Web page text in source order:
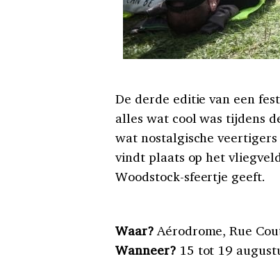
De derde editie van een
alles wat cool was tijdens
wat nostalgische
vindt plaats op het
Woodstock-sfeertje geeft.
Waar?Aérodrome, Rue
Wanneer?15 tot 19